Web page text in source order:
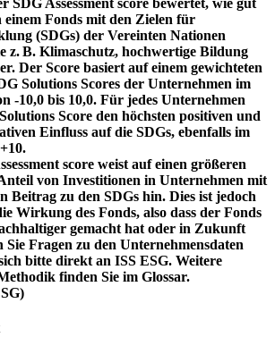
SDG Assessment score bewertet, wie gut
Fonds mit den Zielen für
(SDGs) der Vereinten Nationen
z. B. Klimaschutz, hochwertige Bildung
Der Score basiert auf einem gewichteten
Solutions Scores der Unternehmen im
-10,0 bis 10,0. Für jedes Unternehmen
Score den höchsten positiven und
Einfluss auf die SDGs, ebenfalls im
score weist auf einen größeren
von Investitionen in Unternehmen mit
Beitrag zu den SDGs hin. Dies ist jedoch
Wirkung des Fonds, also dass der Fonds
gemacht hat oder in Zukunft
Fragen zu den Unternehmensdaten
bitte direkt an ISS ESG. Weitere
finden Sie im Glossar.